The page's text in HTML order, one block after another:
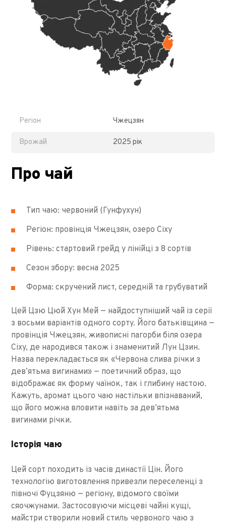
Регіон Чжецзян
Врожай 2025 рік
Про чай
Тип чаю: червоний (Гунфухун)
Регіон: провінція Чжецзян, озеро Сіху
Рівень: стартовий грейд у лінійці з 8 сортів
Сезон збору: весна 2025
Форма: скручений лист, середній та грубуватий
Цей Цзю Цюй Хун Мей — найдоступніший чай із серії
з восьми варіантів одного сорту. Його батьківщина —
провінція Чжецзян, живописні пагорби біля озера
Сіху, де народився також і знаменитий Лун Цзин.
Назва перекладається як «Червона слива річки з
дев’ятьма вигинами» — поетичний образ, що
відображає як форму чаїнок, так і глибину настою.
Кажуть, аромат цього чаю настільки впізнаваний,
що його можна вловити навіть за дев’ятьма
вигинами річки.
Історія чаю
Цей сорт походить із часів династії Цін. Його
технологію виготовлення привезли переселенці з
півночі Фуцзяню — регіону, відомого своїми
сяочжунами. Застосовуючи місцеві чайні кущі,
майстри створили новий стиль червоного чаю з